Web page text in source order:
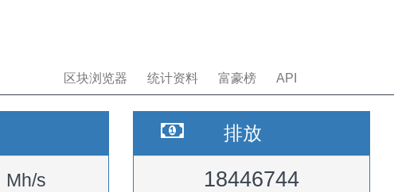
区块浏览器 统计资料 富豪榜 API
Mh/s
排放
18446744